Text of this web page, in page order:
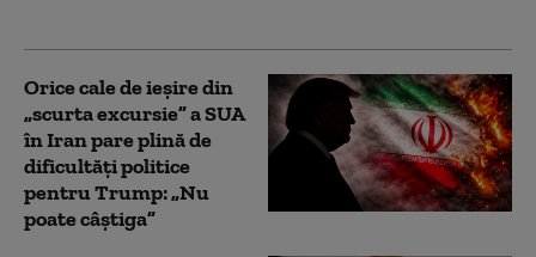
Orice cale de ieșire din
„scurta excursie” a SUA
în Iran pare plină de
dificultăți politice
pentru Trump: „Nu
poate câștiga”